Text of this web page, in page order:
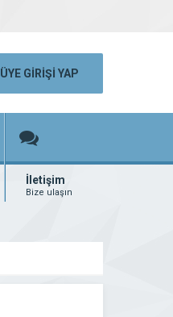
ÜYE GİRİŞİ YAP
İletişim
Bize ulaşın